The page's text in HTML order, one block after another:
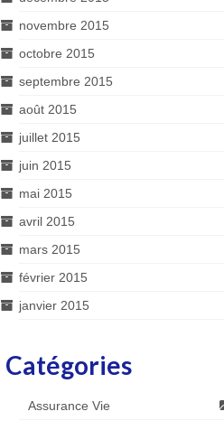
novembre 2015
octobre 2015
septembre 2015
août 2015
juillet 2015
juin 2015
mai 2015
avril 2015
mars 2015
février 2015
janvier 2015
Catégories
Assurance Vie